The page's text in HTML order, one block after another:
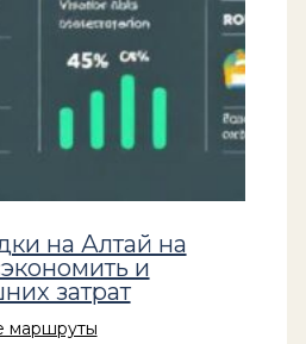
на Алтай на
и
затрат
маршруты